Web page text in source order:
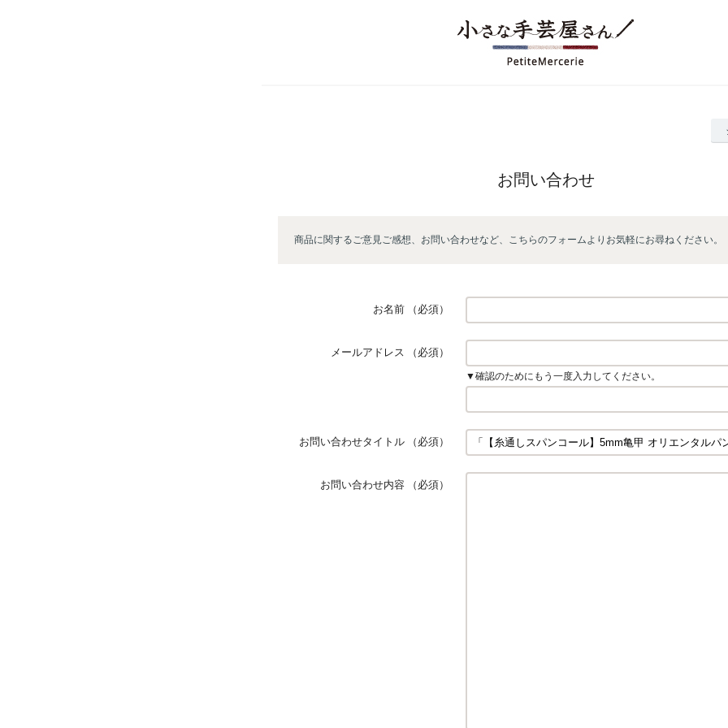
お問い合わせ
商品に関するご意見ご感想、お問い合わせなど、こちらのフォームよりお気軽にお尋ねください。
お名前 （必須）
メールアドレス （必須）
▼確認のためにもう一度入力してください。
お問い合わせタイトル （必須）
お問い合わせ内容 （必須）